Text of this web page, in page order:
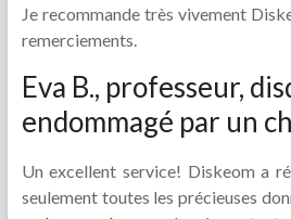
Je recommande très vivement
remerciements.
Eva B., professeur,
endommagé par un
Un excellent service! Diskeom a
seulement toutes les précieuses